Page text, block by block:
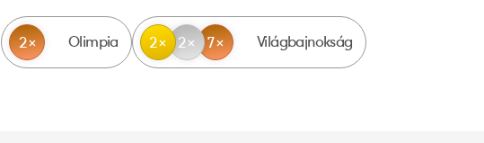
2 Olimpia 2 2 7 Világbajnokság